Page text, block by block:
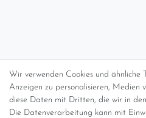
Wir verwenden Cookies und ähnliche
Anzeigen zu personalisieren,
diese Daten mit Dritten, die wir in
Die Datenverarbeitung kann mit